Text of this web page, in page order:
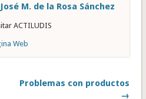
José M. de la Rosa Sánchez
ACTILUDIS
Web
Problemas con productos
→